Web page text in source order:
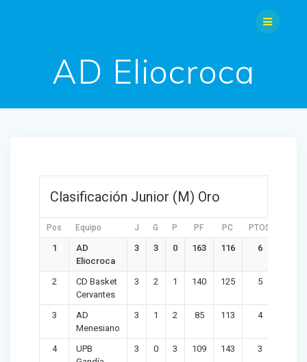
AD Eliocroca
Clasificación Junior (M) Oro
Pos Equipo J G P PF PC PTOS
1
AD
Eliocroca
3 3 0 163 116 6
2
CD Basket
Cervantes
3 2 1 140 125 5
3
AD
Menesiano
3 1 2 85 113 4
4
UPB
3 0 3 109 143 3